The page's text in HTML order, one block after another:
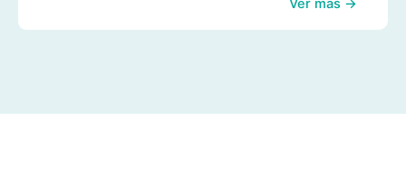
Ver más →